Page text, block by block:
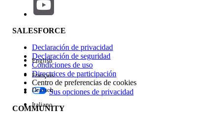
Repercusión de función
Edición
SALESFORCE
Declaración de privacidad
Declaración de seguridad
Condiciones de uso
Directrices de participación
Centro de preferencias de cookies
Sus opciones de privacidad
COMMUNITY
English
Français
Deutsch
Italiano